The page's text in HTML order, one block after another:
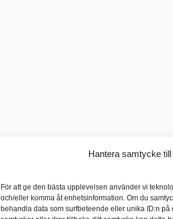
Hantera samtycke
För att ge den bästa upplevelsen använder vi
och/eller komma åt enhetsinformation. Om du
behandla data som surfbeteende eller unika ID:n på